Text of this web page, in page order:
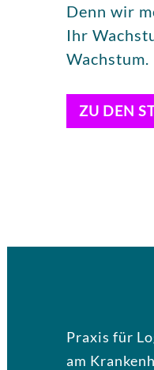
Denn wir
Ihr
Wachstum.
ZU DEN
Praxis für
am